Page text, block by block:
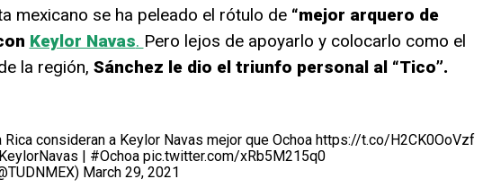
mexicano se ha peleado el rótulo de “mejor arquero de
Keylor Navas. Pero lejos de apoyarlo y colocarlo como el
la región, Sánchez le dio el triunfo personal al “Tico”.
consideran a Keylor Navas mejor que Ochoa https://t.co/H2CK0OoVzf
| #Ochoa pic.twitter.com/xRb5M215q0
March 29, 2021